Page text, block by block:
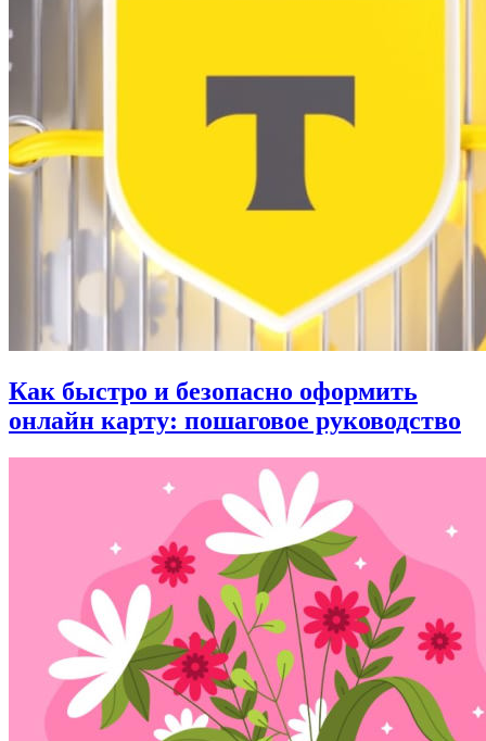
Как быстро и безопасно оформить
онлайн карту: пошаговое руководство